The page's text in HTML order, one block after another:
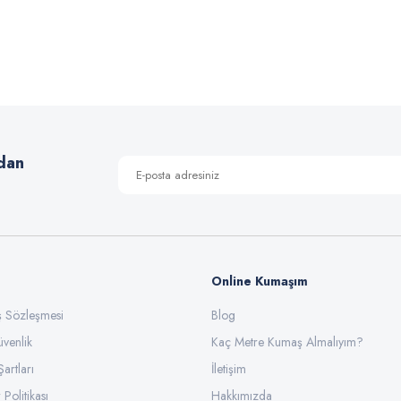
Gönder
Sözleşmesi
Online Kumaşım
Blog
Kaç Metre Kumaş Almalıyım?
İletişim
Hakkımızda